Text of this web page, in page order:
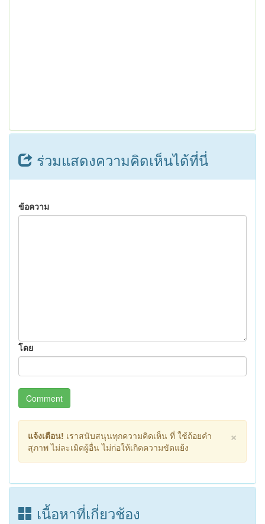
ร่วมแสดงความคิดเห็นได้ที่นี่
ข้อความ
โดย
Comment
×
แจ้งเตือน! เราสนับสนุนทุกความคิดเห็น ที่ ใช้ถ้อยคำ
สุภาพ ไม่ละเมิดผู้อื่น ไม่ก่อให้เกิดความขัดแย้ง
เนื้อหาที่เกี่ยวช้อง